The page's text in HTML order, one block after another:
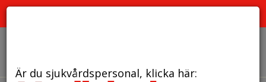
Är du sjukvårdspersonal, klicka här: